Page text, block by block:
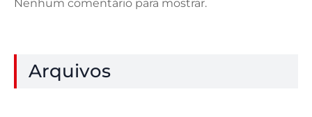
Nenhum comentário para mostrar.
Arquivos